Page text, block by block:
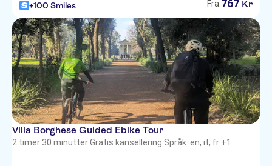
+100 Smiles
Fra:767 Kr
Villa Borghese Guided Ebike Tour
2 timer 30 minutter·Gratis kansellering·Språk: en, it, fr +1